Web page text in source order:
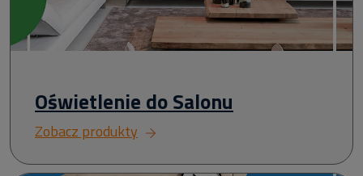
Oświetlenie do Salonu
Zobacz produkty